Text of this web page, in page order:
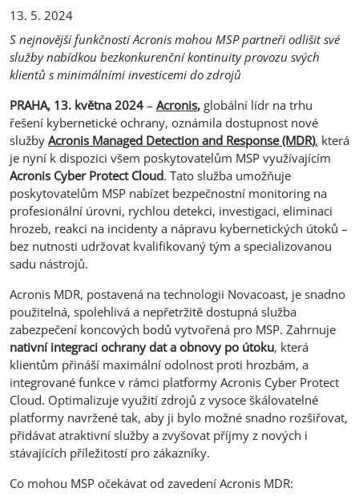
13. 5. 2024
S nejnovější funkčností Acronis mohou MSP partneři odlišit své
služby nabídkou bezkonkurenční kontinuity provozu svých
klientů s minimálními investicemi do zdrojů
PRAHA, 13. května 2024 – Acronis, globální lídr na trhu
řešení kybernetické ochrany, oznámila dostupnost nové
služby Acronis Managed Detection and Response (MDR), která
je nyní k dispozici všem poskytovatelům MSP využívajícím
Acronis Cyber Protect Cloud. Tato služba umožňuje
poskytovatelům MSP nabízet bezpečnostní monitoring na
profesionální úrovni, rychlou detekci, investigaci, eliminaci
hrozeb, reakci na incidenty a nápravu kybernetických útoků –
bez nutnosti udržovat kvalifikovaný tým a specializovanou
sadu nástrojů.
Acronis MDR, postavená na technologii Novacoast, je snadno
použitelná, spolehlivá a nepřetržitě dostupná služba
zabezpečení koncových bodů vytvořená pro MSP. Zahrnuje
nativní integraci ochrany dat a obnovy po útoku, která
klientům přináší maximální odolnost proti hrozbám, a
integrované funkce v rámci platformy Acronis Cyber Protect
Cloud. Optimalizuje využití zdrojů z vysoce škálovatelné
platformy navržené tak, aby ji bylo možné snadno rozšiřovat,
přidávat atraktivní služby a zvyšovat příjmy z nových i
stávajících příležitostí pro zákazníky.
Co mohou MSP očekávat od zavedení Acronis MDR: